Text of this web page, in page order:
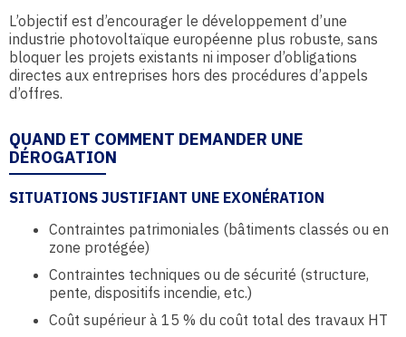
L’objectif est d’encourager le développement d’une
industrie photovoltaïque européenne plus robuste, sans
bloquer les projets existants ni imposer d’obligations
directes aux entreprises hors des procédures d’appels
d’offres.
QUAND ET COMMENT DEMANDER UNE
DÉROGATION
SITUATIONS JUSTIFIANT UNE EXONÉRATION
Contraintes patrimoniales (bâtiments classés ou en
zone protégée)
Contraintes techniques ou de sécurité (structure,
pente, dispositifs incendie, etc.)
Coût supérieur à 15 % du coût total des travaux HT